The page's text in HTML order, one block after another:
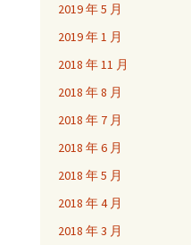
2019 年 5 月
2019 年 1 月
2018 年 11 月
2018 年 8 月
2018 年 7 月
2018 年 6 月
2018 年 5 月
2018 年 4 月
2018 年 3 月